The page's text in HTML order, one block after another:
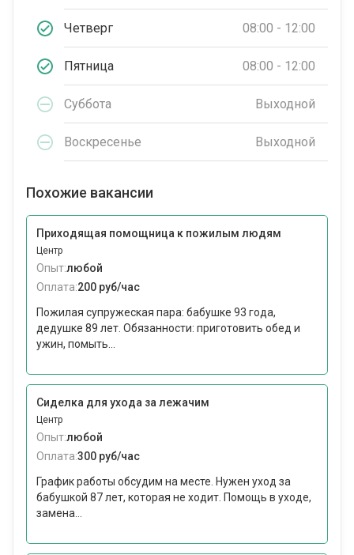
Четверг 08:00 - 12:00
Пятница 08:00 - 12:00
Суббота Выходной
Воскресенье Выходной
Похожие вакансии
Приходящая помощница к пожилым людям
Центр
Опыт:любой
Оплата:200 руб/час
Пожилая супружеская пара: бабушке 93 года,
дедушке 89 лет. Обязанности: приготовить обед и
ужин, помыть...
Сиделка для ухода за лежачим
Центр
Опыт:любой
Оплата:300 руб/час
График работы обсудим на месте. Нужен уход за
бабушкой 87 лет, которая не ходит. Помощь в уходе,
замена...